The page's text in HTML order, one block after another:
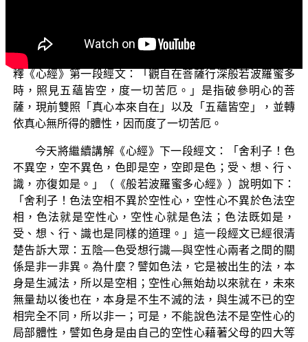
個重點：空性心藉著種種緣而出生蘊處界及諸法等空相；
第三個重點：空性心與空相兩者之間的關係。此外，也解
釋《心經》第一段經文：「觀自在菩薩行深般若波羅蜜多
時，照見五蘊皆空，度一切苦厄。」是指破參明心的菩
薩，現前雙照「真心本來自在」以及「五蘊皆空」，並轉
依真心無所得的體性，因而度了一切苦厄。
今天將繼續講解《心經》下一段經文：「舍利子！色
不異空，空不異色，色即是空，空即是色；受、想、行、
識，亦復如是。」（《般若波羅蜜多心經》）說明如下：
「舍利子！色法空相不異於空性心，空性心不異於色法空
相，色法就是空性心，空性心就是色法；色法既如是，
受、想、行、識也是同樣的道理。」這一段經文已經很清
楚告訴大眾：五陰—色受想行識—與空性心兩者之間的關
係是非一非異。為什麼？譬如色法，它是被出生的法，本
身是生滅法，所以是空相；空性心無始劫以來就在，未來
無量劫以後也在，本身是不生不滅的法，與生滅不已的空
相完全不同，所以非一；可是，不能說色法不是空性心的
局部體性，譬如色身是由自己的空性心藉著父母的四大等